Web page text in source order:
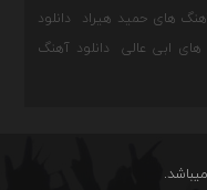
های حمید هیراد
دانلود
های ابی عالی
دانلود آهنگ